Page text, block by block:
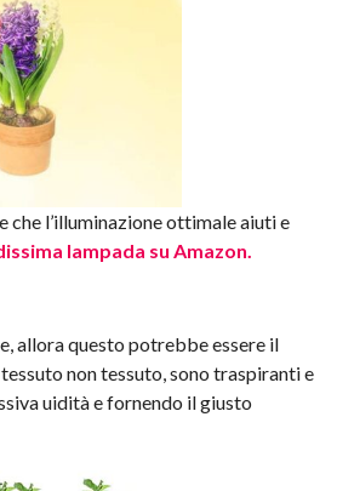
che l’illuminazione ottimale aiuti e
lampada su Amazon.
allora questo potrebbe essere il
tessuto non tessuto, sono traspiranti e
uidità e fornendo il giusto